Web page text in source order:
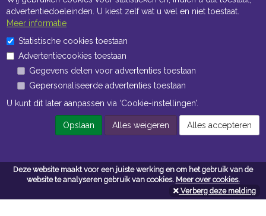
Deze website maakt voor een juiste werking en om het gebruik van de
website te analyseren gebruik van cookies. Meer over cookies.
Verberg deze melding
Openingstijden Kantoor
ma t/m vr 8:30 uur tot 17:00 uur
Openingstijden Magazijn
ma t/m vr 7:00 uur tot 16:30 uur
Algemene voorwaarden
advertentiedoeleinden. U kiest zelf wat u wel en niet toestaat.
Meer informatie
Statistische cookies toestaan
Advertentiecookies toestaan
Gegevens delen voor advertenties toestaan
Gepersonaliseerde advertenties toestaan
U kunt dit later aanpassen via ‘Cookie-instellingen’.
Opslaan Alles weigeren Alles accepteren